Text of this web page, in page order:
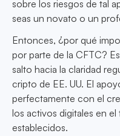
sobre los riesgos de tal
seas un novato o un
Entonces, ¿por qué
por parte de la CFTC?
salto hacia la claridad
cripto de EE. UU. El
perfectamente con el
los activos digitales en
establecidos.